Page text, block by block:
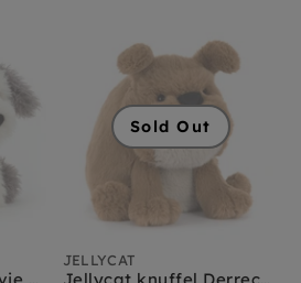
Sold Out
JELLYCAT